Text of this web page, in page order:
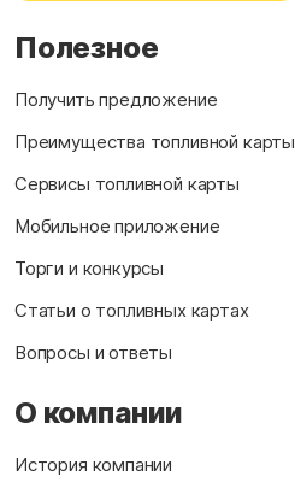
Полезное
Получить предложение
Преимущества топливной карты
Сервисы топливной карты
Мобильное приложение
Торги и конкурсы
Статьи о топливных картах
Вопросы и ответы
О компании
История компании